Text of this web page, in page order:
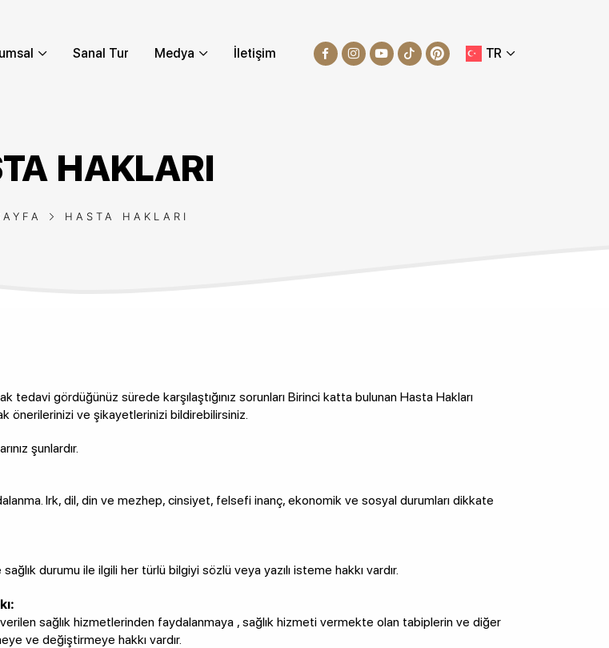
Sanal Tur Medya İletişim TR
HAKLARI
HASTA HAKLARI
gördüğünüz sürede karşılaştığınız sorunları Birinci katta bulunan Hasta Hakları
önerilerinizi ve şikayetlerinizi bildirebilirsiniz.
şunlardır.
Irk, dil, din ve mezhep, cinsiyet, felsefi inanç, ekonomik ve sosyal durumları dikkate
durumu ile ilgili her türlü bilgiyi sözlü veya yazılı isteme hakkı vardır.
sağlık hizmetlerinden faydalanmaya , sağlık hizmeti vermekte olan tabiplerin ve diğer
ve değiştirmeye hakkı vardır.